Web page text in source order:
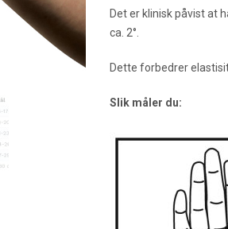
Det er klinisk påvist at
ca. 2°.
Dette forbedrer
Slik måler du: